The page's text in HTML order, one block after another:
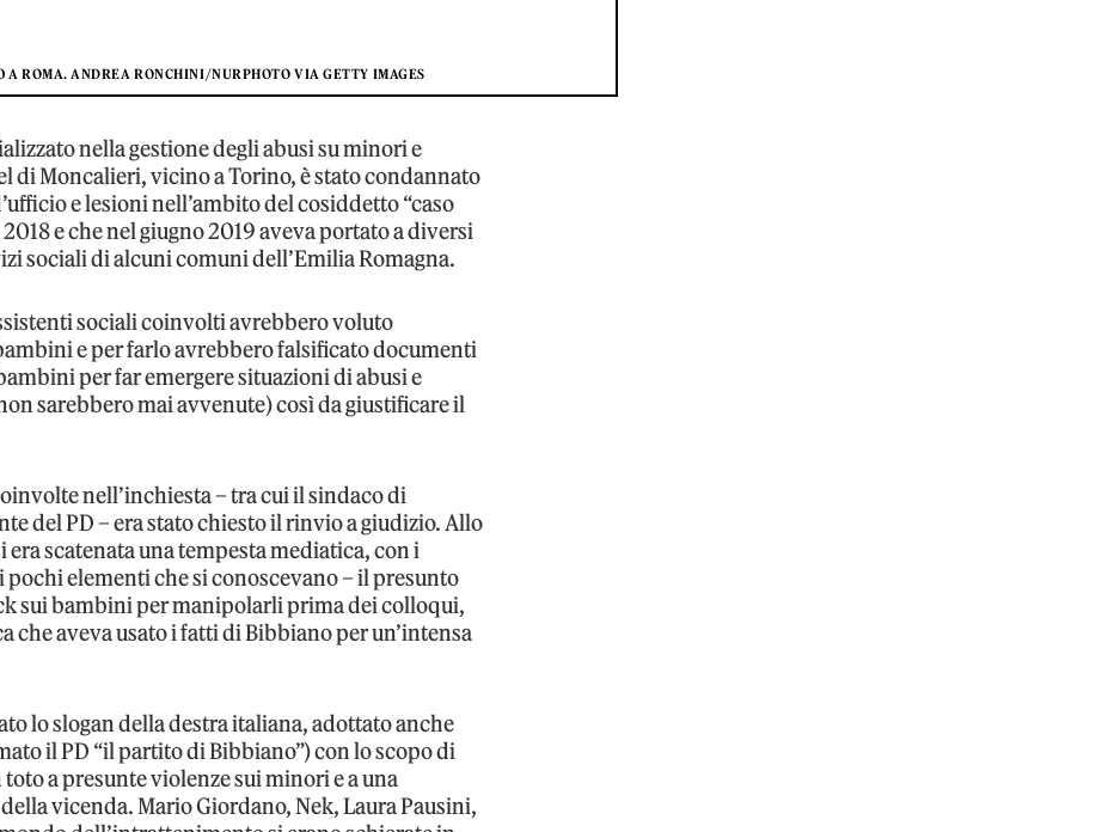
A ROMA. ANDREA RONCHINI/NURPHOTO VIA GETTY IMAGES
nella gestione degli abusi su minori e
di Moncalieri, vicino a Torino, è stato condannato
e lesioni nell’ambito del cosiddetto “caso
e che nel giugno 2019 aveva portato a diversi
sociali di alcuni comuni dell’Emilia Romagna.
sociali coinvolti avrebbero voluto
e per farlo avrebbero falsificato documenti
per far emergere situazioni di abusi e
sarebbero mai avvenute) così da giustificare il
nell’inchiesta – tra cui il sindaco di
del PD – era stato chiesto il rinvio a giudizio. Allo
scatenata una tempesta mediatica, con i
elementi che si conoscevano – il presunto
sui bambini per manipolarli prima dei colloqui,
che aveva usato i fatti di Bibbiano per un’intensa
lo slogan della destra italiana, adottato anche
il PD “il partito di Bibbiano”) con lo scopo di
a presunte violenze sui minori e a una
vicenda. Mario Giordano, Nek, Laura Pausini,